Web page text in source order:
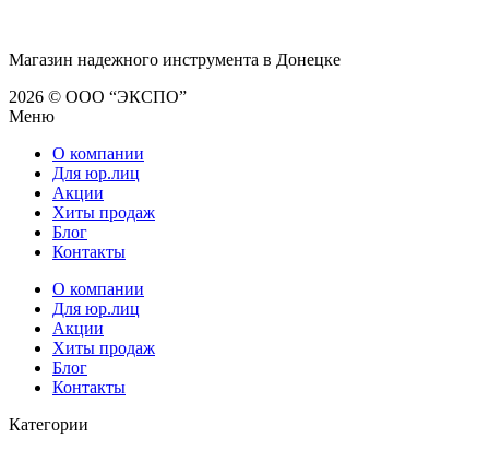
Магазин надежного инструмента в Донецке
2026 © ООО “ЭКСПО”
Меню
О компании
Для юр.лиц
Акции
Хиты продаж
Блог
Контакты
О компании
Для юр.лиц
Акции
Хиты продаж
Блог
Контакты
Категории